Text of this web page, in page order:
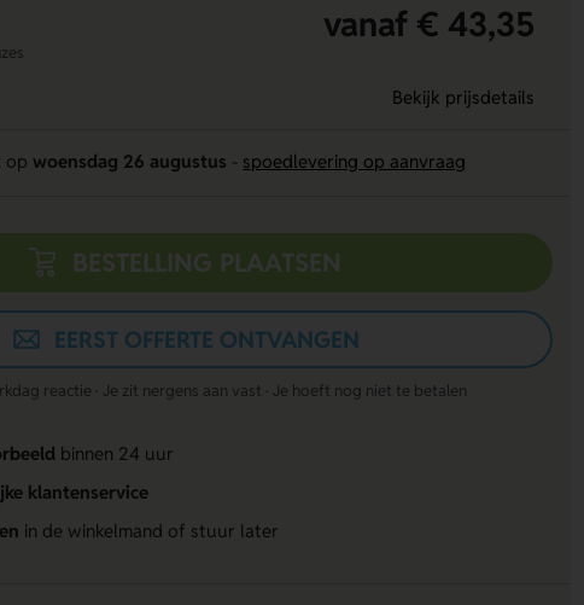
vanaf € 43,35
Bekijk prijsdetails
op woensdag 26 augustus spoedlevering op aanvraag
BESTELLING PLAATSEN
EERST OFFERTE ONTVANGEN
reactie · Je zit nergens aan vast · Je hoeft nog niet te betalen
binnen 24 uur
klantenservice
in de winkelmand of stuur later